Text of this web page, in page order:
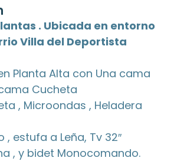
. Ubicada en entorno
Villa del Deportista
Planta Alta con Una cama
Cucheta
, Microondas , Heladera
, estufa a Leña, Tv 32″
, y bidet Monocomando.